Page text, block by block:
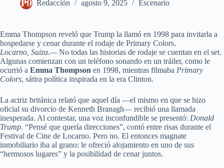
Redacción agosto 9, 2025 Escenario
Emma Thompson reveló que Trump la llamó en 1998 para invitarla a
hospedarse y cenar durante el rodaje de Primary Colors.
Locarno, Suiza.—No todas las historias de rodaje se cuentan en el set.
Algunas comienzan con un teléfono sonando en un tráiler, como le
ocurrió a Emma Thompson en 1998, mientras filmaba Primary
Colors, sátira política inspirada en la era Clinton.
La actriz británica relató que aquel día —el mismo en que se hizo
oficial su divorcio de Kenneth Branagh— recibió una llamada
inesperada. Al contestar, una voz inconfundible se presentó: Donald
Trump. “Pensé que quería direcciones”, contó entre risas durante el
Festival de Cine de Locarno. Pero no. El entonces magnate
inmobiliario iba al grano: le ofreció alojamiento en uno de sus
“hermosos lugares” y la posibilidad de cenar juntos.